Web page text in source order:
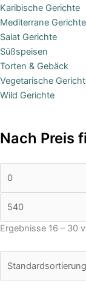
Karibische Gerichte
Mediterrane Gerichte
Salat Gerichte
Süßspeisen
Torten & Gebäck
Vegetarische
Wild Gerichte
Nach Preis
Ergebnisse 16 – 30